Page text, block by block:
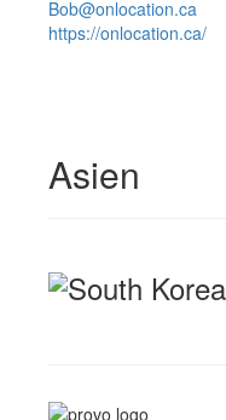
Bob@onlocation.ca
https://onlocation.ca/
Asien